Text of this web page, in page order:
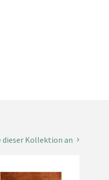
dieser Kollektion an